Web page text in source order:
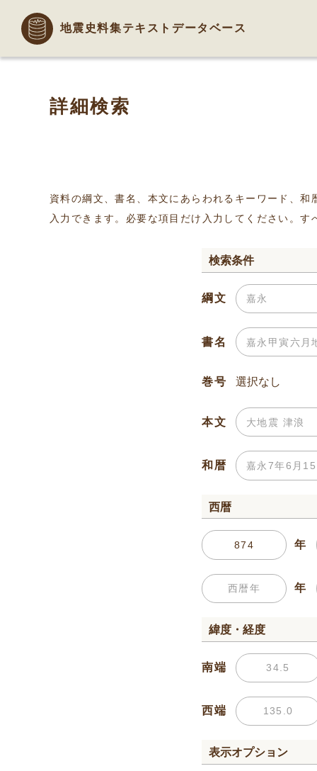
地震史料集テキストデータベース
詳細検索
資料の綱文、書名、本文にあらわれるキーワード、
入力できます。必要な項目だけ入力してください。
検索条件
綱文
書名
巻号
本文
和暦
西暦
年
年
緯度・経度
南端
西端
表示オプション